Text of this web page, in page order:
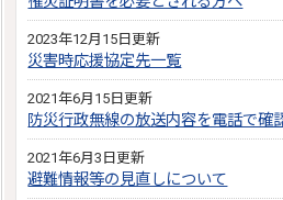
2023年12月15日更新
災害時応援協定先一覧
2021年6月15日更新
防災行政無線の放送内容を電話で確
2021年6月3日更新
避難情報等の見直しについて